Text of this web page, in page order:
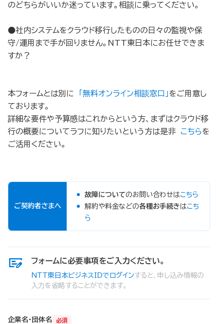
のどちらがいいか迷っています。相談に乗ってください。
●社内システムをクラウド移行したものの日々の監視や保
守/運用まで手が回りません。NTT東日本にお任せできま
すか？
本フォームとは別に 「無料オンライン相談窓口」をご用意し
ております。
詳細な要件や予算感はこれからという方、まずはクラウド移
行の概要についてラフに知りたいという方は是非
こちらを
ご活用ください。
ご契約者さまへ
故障についてのお問い合わせはこちら
解約や料金などの各種お手続きはこち
ら
フォームに必要事項をご入力ください。
NTT東日本ビジネスIDでログインすると、申し込み情報の
入力を省略することができます。
必須
企業名・団体名